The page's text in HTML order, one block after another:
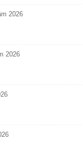
2026
2026